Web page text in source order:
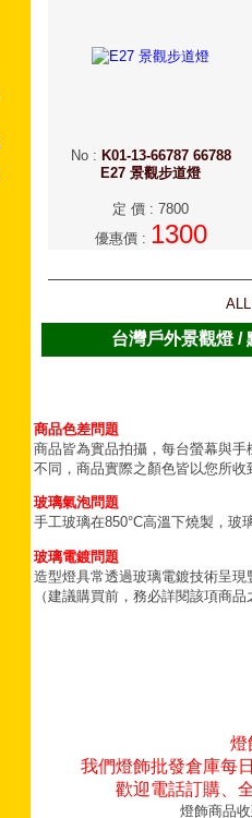
No: K01-13-66787 66788
E27 景觀步道燈
定 價 : 7800
優惠價: 1300
台灣戶外景觀燈 /
商品色差問題
商品皆為實品拍攝，每台螢幕與
不同，商品實際之顏色皆以您所收
玻璃氣泡問題
手工玻璃在850°C高溫下燒製，玻
玻璃電鍍問題
造型燈具常透過玻璃電鍍技術呈
（建議購買前，務必詳閱該項商品
燈
我們燈飾批發倉庫每
歡迎電話訂購、
燈飾商品